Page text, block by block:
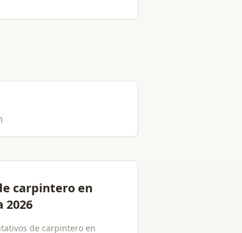
carpintero en
2026
de carpintero en